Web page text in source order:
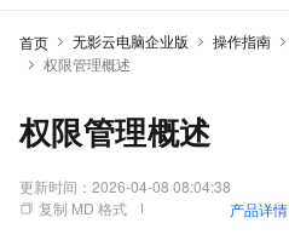
首页 无影云电脑企业版 操作指南
权限管理概述
权限管理概述
更新时间： 2026-04-08 08:04:38
复制 MD 格式
产品详情